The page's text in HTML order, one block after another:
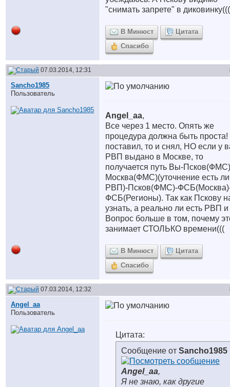
"снимать запрете" в диковинку(((
В Минюст
Цитата
Спасибо
07.03.2014, 12:31
Sancho1985
Пользователь
Angel_aa,
Все через 1 место. Опять же
процедура должна быть проста!
поставил, то и снял, НО если у
РВП выдано в Москве, то
получается путь Вы-
Москва(ФМС)(уточнение есть ли
РВП)-Псков(ФМС)-
ФСБ(Регионы). Так как Пскову
узнать, а реально ли есть РВП и
Вопрос больше в том, почему
занимает СТОЛЬКО времени(((
В Минюст
Цитата
Спасибо
07.03.2014, 12:32
Angel_aa
Пользователь
Цитата:
Сообщение от Sancho1985
Angel_aa,
Я не знаю, как другие